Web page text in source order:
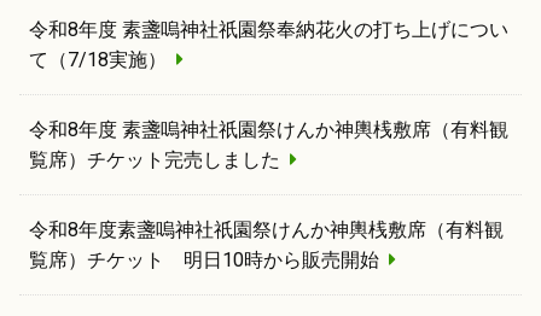
令和8年度 素盞嗚神社祇園祭奉納花火の打ち上げについ
て（7/18実施）
令和8年度 素盞嗚神社祇園祭けんか神輿桟敷席（有料観
覧席）チケット完売しました
令和8年度素盞嗚神社祇園祭けんか神輿桟敷席（有料観
覧席）チケット 明日10時から販売開始